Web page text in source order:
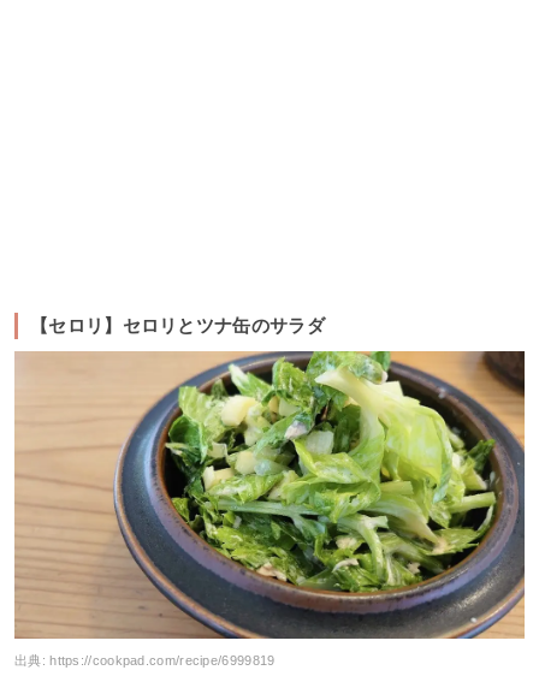
【セロリ】セロリとツナ缶のサラダ
出典:https://cookpad.com/recipe/6999819